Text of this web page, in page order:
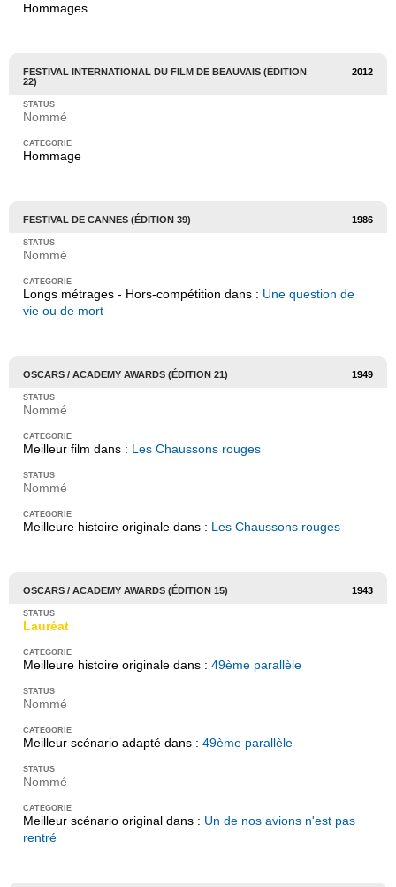
Hommages
FESTIVAL INTERNATIONAL DU FILM DE BEAUVAIS (ÉDITION
22)
2012
Nommé
Hommage
FESTIVAL DE CANNES (ÉDITION 39) 1986
Nommé
Longs métrages - Hors-compétition dans : Une question de
vie ou de mort
OSCARS / ACADEMY AWARDS (ÉDITION 21) 1949
Nommé
Meilleur film dans : Les Chaussons rouges
Nommé
Meilleure histoire originale dans : Les Chaussons rouges
OSCARS / ACADEMY AWARDS (ÉDITION 15) 1943
Lauréat
Meilleure histoire originale dans : 49ème parallèle
Nommé
Meilleur scénario adapté dans : 49ème parallèle
Nommé
Meilleur scénario original dans : Un de nos avions n'est pas
rentré